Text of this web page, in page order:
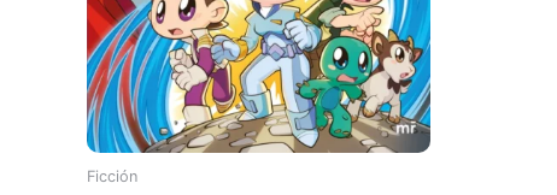
Ficción